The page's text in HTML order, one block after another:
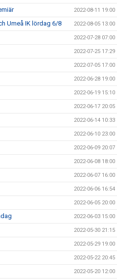
2022-08-11 19:00
Umeå IK lördag 6/8 2022-08-05 13:00
2022-07-28 07:00
2022-07-25 17:29
2022-07-05 17:00
2022-06-28 19:00
2022-06-19 15:10
2022-06-17 20:05
2022-06-14 10:33
2022-06-10 23:00
2022-06-09 20:07
2022-06-08 18:00
2022-06-07 16:00
2022-06-06 16:54
2022-06-05 20:00
2022-06-03 15:00
2022-05-30 21:15
2022-05-29 19:00
2022-05-22 20:45
2022-05-20 12:00